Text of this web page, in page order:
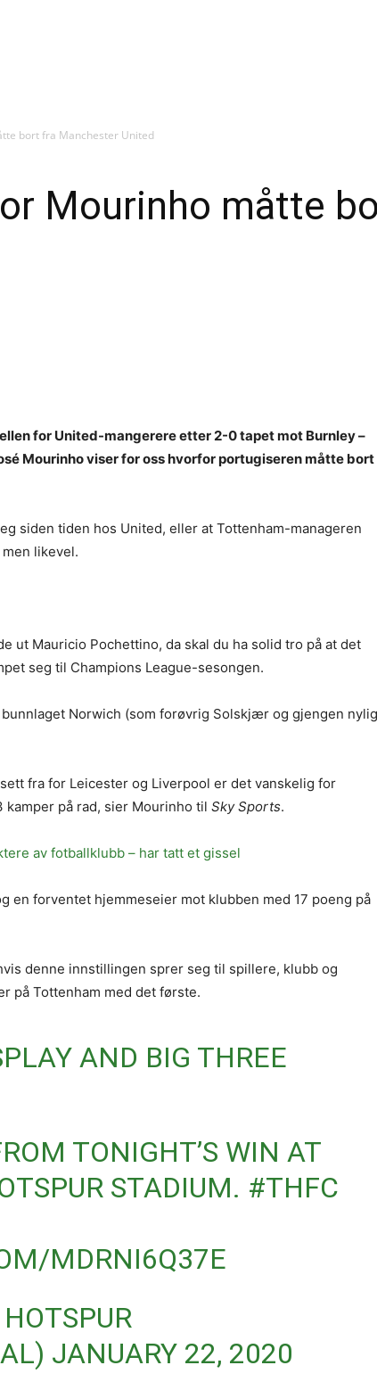
bort fra Manchester United
Mourinho måtte
for United-mangerere etter 2-0 tapet mot Burnley –
Mourinho viser for oss hvorfor portugiseren måtte bort
siden tiden hos United, eller at Tottenham-manageren
likevel.
ut Mauricio Pochettino, da skal du ha solid tro på at det
seg til Champions League-sesongen.
Norwich (som forøvrig Solskjær og gjengen nylig
fra for Leicester og Liverpool er det vanskelig for
på rad, sier Mourinho til Sky Sports.
av fotballklubb – har tatt et gissel
en forventet hjemmeseier mot klubben med 17 poeng på
denne innstillingen sprer seg til spillere, klubb og
på Tottenham med det første.
AND BIG THREE
TONIGHT’S WIN AT
STADIUM. #THFC
MDRNI6Q37E
JANUARY 22, 2020